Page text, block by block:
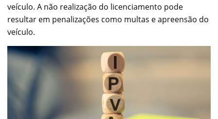
veículo. A não realização do licenciamento pode
resultar em penalizações como multas e apreensão do
veículo.